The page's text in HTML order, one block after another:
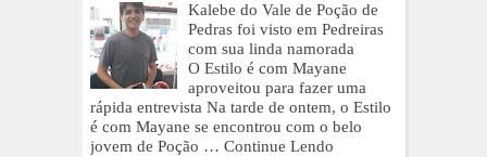
Kalebe do Vale de Poção de
Pedras foi visto em Pedreiras
com sua linda namorada
O Estilo é com Mayane
aproveitou para fazer uma
rápida entrevista Na tarde de ontem, o Estilo
é com Mayane se encontrou com o belo
jovem de Poção … Continue Lendo